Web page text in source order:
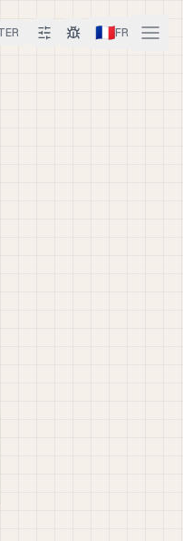
🇫🇷FR